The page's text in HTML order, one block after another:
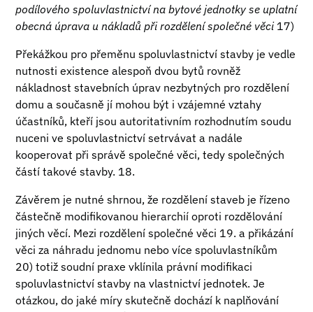
podílového spoluvlastnictví na bytové jednotky se uplatní
obecná úprava u nákladů při rozdělení společné věci17)
Překážkou pro přeměnu spoluvlastnictví stavby je vedle
nutnosti existence alespoň dvou bytů rovněž
nákladnost stavebních úprav nezbytných pro rozdělení
domu a současně jí mohou být i vzájemné vztahy
účastníků, kteří jsou autoritativním rozhodnutím soudu
nuceni ve spoluvlastnictví setrvávat a nadále
kooperovat při správě společné věci, tedy společných
částí takové stavby. 18.
Závěrem je nutné shrnou, že rozdělení staveb je řízeno
částečně modifikovanou hierarchií oproti rozdělování
jiných věcí. Mezi rozdělení společné věci 19. a přikázání
věci za náhradu jednomu nebo více spoluvlastníkům
20) totiž soudní praxe vklínila právní modifikaci
spoluvlastnictví stavby na vlastnictví jednotek. Je
otázkou, do jaké míry skutečně dochází k naplňování